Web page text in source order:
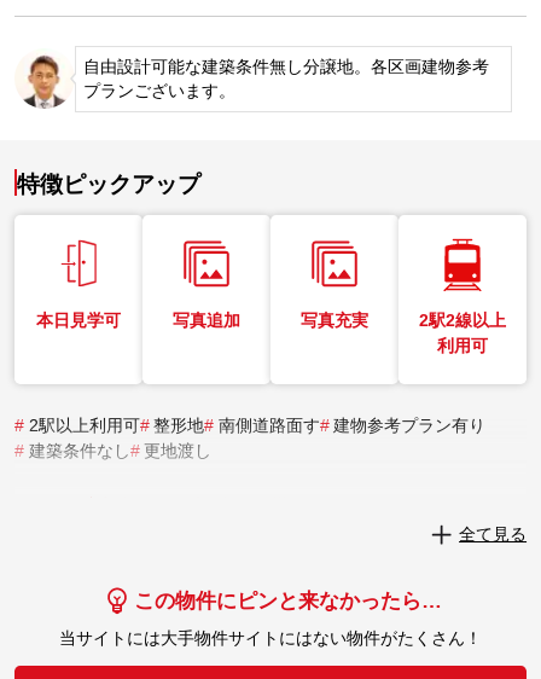
自由設計可能な建築条件無し分譲地。各区画建物参考
プランございます。
特徴ピックアップ
本日見学可 写真追加 写真充実
2駅2線以上
利用可
# 2駅以上利用可# 整形地# 南側道路面す# 建物参考プラン有り
# 建築条件なし# 更地渡し
全て見る
この物件にピンと来なかったら…
当サイトには大手物件サイトにはない物件がたくさん！